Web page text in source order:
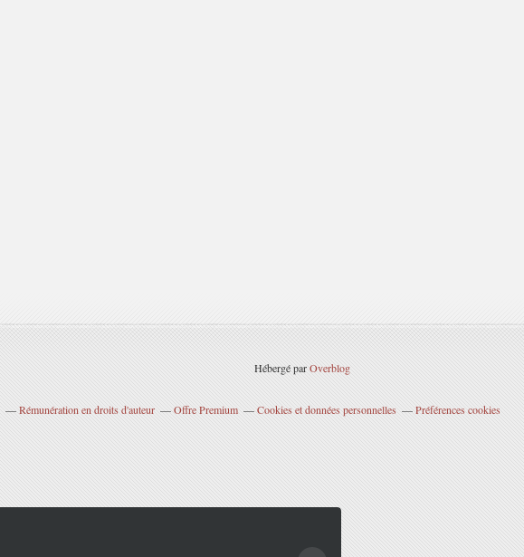
Hébergé parOverblog
Rémunération en droits d'auteur Offre Premium Cookies et données personnelles Préférences cookies